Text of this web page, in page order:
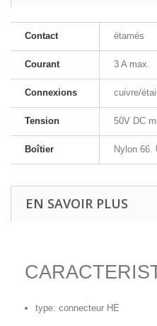
Contact étamés
Courant 3 A max.
Connexions cuivre/
Tension 50V DC
Boîtier Nylon 66.
EN SAVOIR PLUS
type: connecteur HE